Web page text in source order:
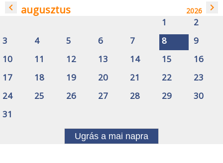
navigate_before augusztus 2026 navigate_next
1
2
3
4 5 6 7 8
9
10
11 12 13 14 15
16
17
18 19 20 21 22
23
24
25 26 27 28 29
30
31
Ugrás a mai napra